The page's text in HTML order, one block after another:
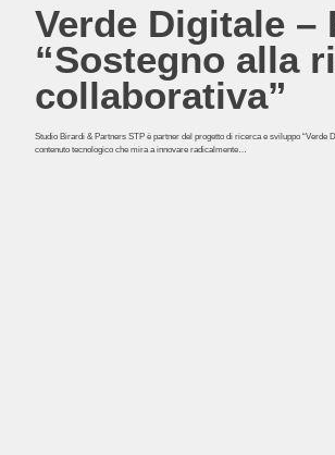
Verde Digitale –
“Sostegno alla
collaborativa”
Studio Birardi & Partners STP è partner del progetto di ricerca e sviluppo “Verde
contenuto tecnologico che mira a innovare radicalmente…